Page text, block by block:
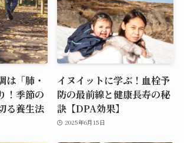
は「肺・
！季節の
る養生法
イヌイットに学ぶ！血栓予
防の最前線と健康長寿の秘
訣【DPA効果】
2025年6月15日